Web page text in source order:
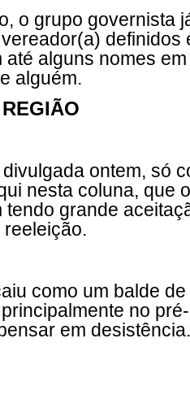
o grupo governista
definidos
até alguns nomes
alguém.
ontem, só
nesta coluna, que
tendo grande
reeleição.
como um balde
no
em